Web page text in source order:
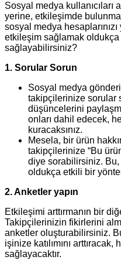
Sosyal medya kullanıcıları
yerine, etkileşimde
sosyal medya
etkileşim sağlamak
sağlayabilirsiniz?
1. Sorular Sorun
Sosyal medya
takipçilerinize sorular
düşüncelerini
onları dahil edecek,
kuracaksınız.
Mesela, bir ürün
takipçilerinize “Bu
diye sorabilirsiniz.
oldukça etkili bir
2. Anketler yapın
Etkileşimi arttırmanın bir
Takipçilerinizin fikirlerini
anketler oluşturabilirsiniz.
işinize katılımını
sağlayacaktır.